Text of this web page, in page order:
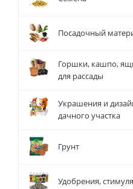
Посадочный
Горшки, кашпо,
для рассады
Украшения и
дачного участка
Грунт
Удобрения,